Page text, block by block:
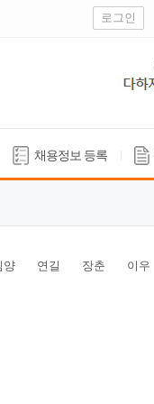
로그인
채용정보 등록
양 연길 장춘 이우